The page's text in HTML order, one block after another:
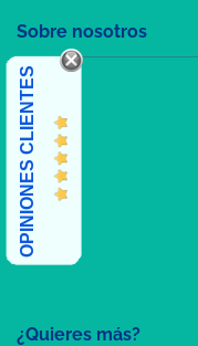
¿Quieres más?
Sobre nosotros
OPINIONES CLIENTES